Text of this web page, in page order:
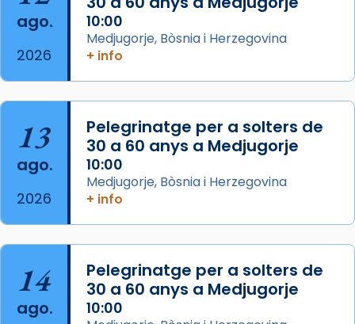
que les santes Juliana (“relatiu a Júlia”) i
Semproniana (“relatiu a Semprònia =
eterna”) són deixebles seves. I l’any 1667, el
... Ver más
View on Facebook · Share
ago.
2026
10:00
Medjugorje, Bòsnia i Herzegovina
+ info
13
ago.
2026
Pelegrinatge per a solters de
30 a 60 anys a Medjugorje
10:00
Medjugorje, Bòsnia i Herzegovina
+ info
14
ago.
Pelegrinatge per a solters de
30 a 60 anys a Medjugorje
10:00